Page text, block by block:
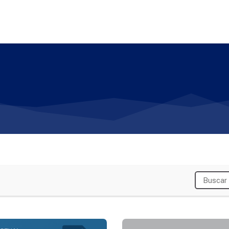
Cotizaciones y Presupuestos para Servicios Profesionales
Fundamentos del